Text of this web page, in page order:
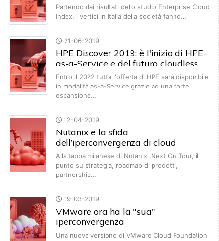
Partendo dai risultati dello studio Enterprise Cloud
Index, i vertici in Italia della società fanno…
21-06-2019
HPE Discover 2019: è l'inizio di HPE-
as-a-Service e del futuro cloudless
Entro il 2022 tutta l'offerta di HPE sarà disponibile
in modalità as-a-Service grazie ad una forte
espansione…
12-04-2019
Nutanix e la sfida
dell’iperconvergenza di cloud
Alla tappa milanese di Nutanix .Next On Tour, il
punto su strategia, roadmap di prodotti,
partnership…
19-03-2019
VMware ora ha la "sua"
iperconvergenza
Una nuova versione di VMware Cloud Foundation